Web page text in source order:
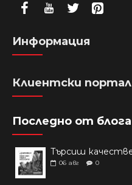
Информация
Клиентски портал
Последно от блога
06 авг 0